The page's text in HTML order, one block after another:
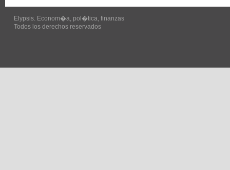
Elypsis. Econom�a, pol�tica, finanzas
Todos los derechos reservados